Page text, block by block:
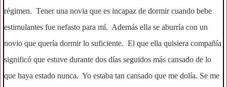
régimen. Tener una novia que es incapaz de dormir cuando bebe
estimulantes fue nefasto para mí. Además ella se aburría con un
novio que quería dormir lo suficiente. El que ella quisiera compañía
significó que estuve durante dos días seguidos más cansado de lo
que haya estado nunca. Yo estaba tan cansado que me dolía. Se me